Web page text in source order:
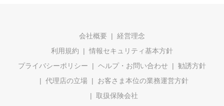
会社概要
経営理念
利用規約
情報セキュリティ基本方針
プライバシーポリシー
ヘルプ・お問い合わせ
勧誘方針
代理店の立場
お客さま本位の業務運営方針
取扱保険会社